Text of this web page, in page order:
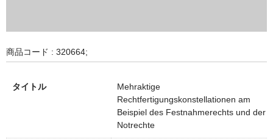
商品コード : 320664;
タイトル
Mehraktige
Rechtfertigungskonstellationen am
Beispiel des Festnahmerechts und der
Notrechte